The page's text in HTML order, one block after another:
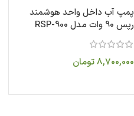
پمپ آب داخل واحد هوشمند
رپس 90 وات مدل RSP-900
8,700,000تومان